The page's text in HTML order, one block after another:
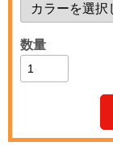
数量